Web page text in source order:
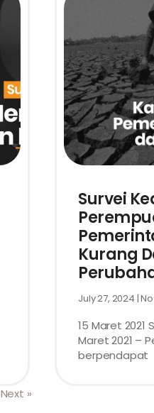
Survei
Kurang
July 27, 2024
15 Maret 2021
Maret 2021 –
berpendapat
Next »